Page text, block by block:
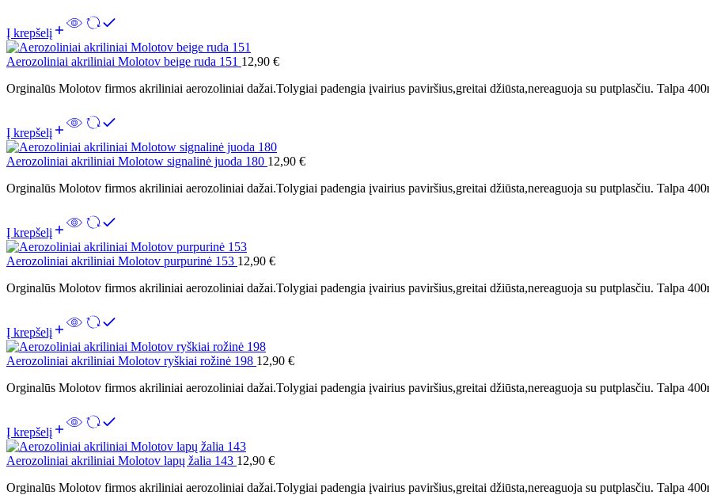
Į krepšelį
Aerozoliniai akriliniai Molotov beige ruda 151 12,90 €
Orginalūs Molotov firmos akriliniai aerozoliniai dažai.Tolygiai padengia įvairius paviršius,greitai džiūsta,nereaguoja su putplasčiu. Talpa
Į krepšelį
Aerozoliniai akriliniai Molotow signalinė juoda 180 12,90 €
Orginalūs Molotov firmos akriliniai aerozoliniai dažai.Tolygiai padengia įvairius paviršius,greitai džiūsta,nereaguoja su putplasčiu. Talpa
Į krepšelį
Aerozoliniai akriliniai Molotov purpurinė 153 12,90 €
Orginalūs Molotov firmos akriliniai aerozoliniai dažai.Tolygiai padengia įvairius paviršius,greitai džiūsta,nereaguoja su putplasčiu. Talpa
Į krepšelį
Aerozoliniai akriliniai Molotov ryškiai rožinė 198 12,90 €
Orginalūs Molotov firmos akriliniai aerozoliniai dažai.Tolygiai padengia įvairius paviršius,greitai džiūsta,nereaguoja su putplasčiu. Talpa
Į krepšelį
Aerozoliniai akriliniai Molotov lapų žalia 143 12,90 €
Orginalūs Molotov firmos akriliniai aerozoliniai dažai.Tolygiai padengia įvairius paviršius,greitai džiūsta,nereaguoja su putplasčiu. Talpa